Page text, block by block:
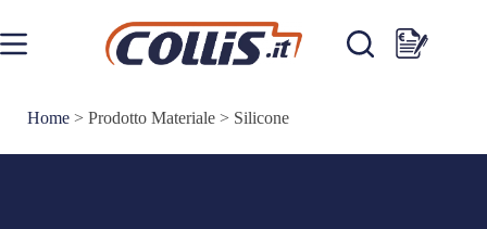
contenuto
Carrello
Home > Prodotto Materiale > Silicone